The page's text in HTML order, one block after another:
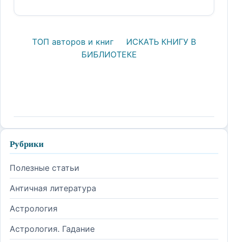
ТОП авторов и книг
ИСКАТЬ КНИГУ В
БИБЛИОТЕКЕ
Рубрики
Полезные статьи
Античная литература
Астрология
Астрология. Гадание